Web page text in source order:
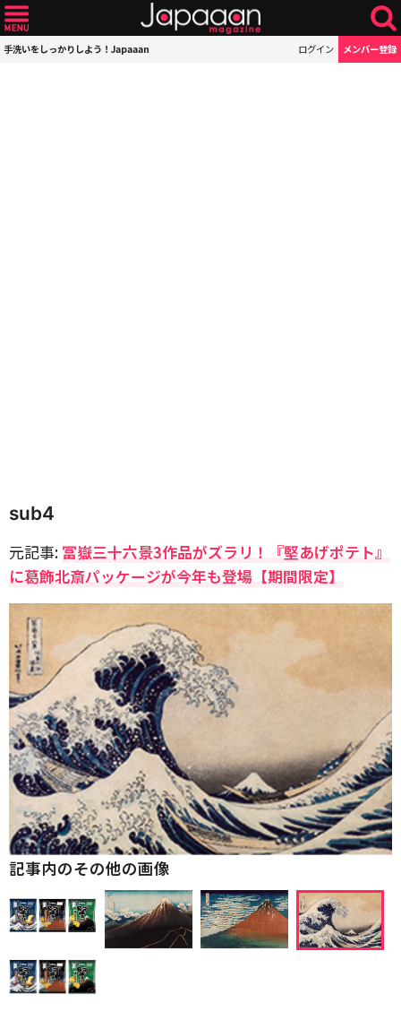
手洗いをしっかりしよう！Japaaan ログイン メンバー登録
sub4
元記事: 冨嶽三十六景3作品がズラリ！『堅あげポテト』
に葛飾北斎パッケージが今年も登場【期間限定】
記事内のその他の画像